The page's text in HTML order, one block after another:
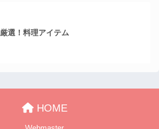
厳選！料理アイテム
HOME